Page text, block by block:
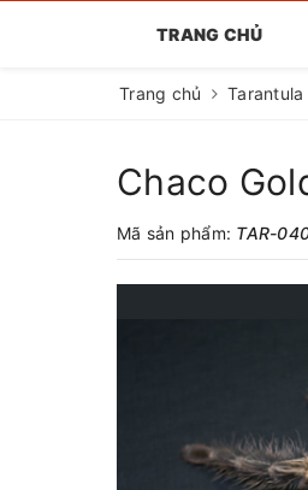
TRANG CHỦ
Trang chủ Tarantula
Chaco
Mã sản phẩm: TAR-